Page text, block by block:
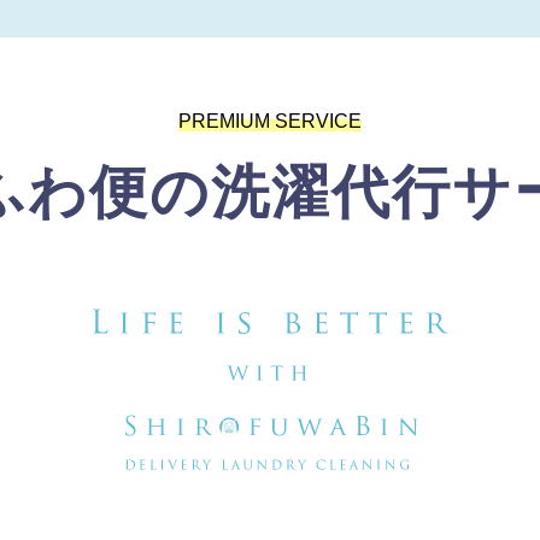
PREMIUM SERVICE
わ便の洗濯代行サ